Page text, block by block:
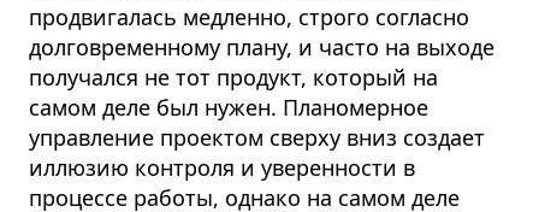
продвигалась медленно, строго согласно
долговременному плану, и часто на выходе
получался не тот продукт, который на
самом деле был нужен. Планомерное
управление проектом сверху вниз создает
иллюзию контроля и уверенности в
процессе работы, однако на самом деле